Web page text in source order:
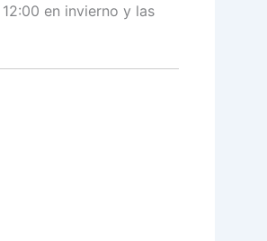
en invierno y las